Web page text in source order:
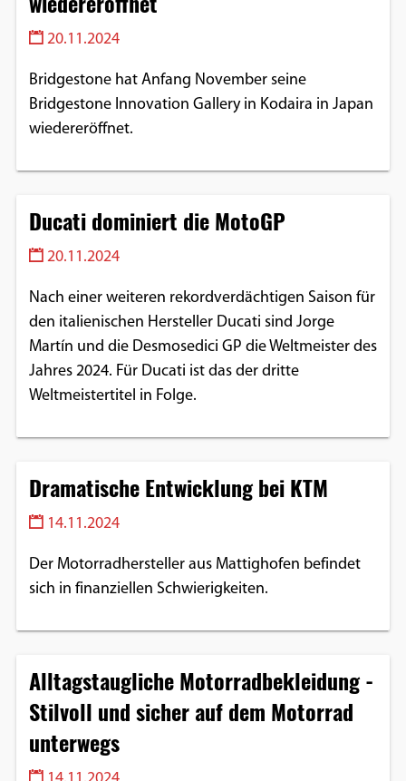
20.11.2024
Bridgestone hat Anfang November seine
Bridgestone Innovation Gallery in Kodaira in Japan
wiedereröffnet.
Ducati dominiert die MotoGP
20.11.2024
Nach einer weiteren rekordverdächtigen Saison für
den italienischen Hersteller Ducati sind Jorge
Martín und die Desmosedici GP die Weltmeister des
Jahres 2024. Für Ducati ist das der dritte
Weltmeistertitel in Folge.
Dramatische Entwicklung bei KTM
14.11.2024
Der Motorradhersteller aus Mattighofen befindet
sich in finanziellen Schwierigkeiten.
Alltagstaugliche Motorradbekleidung -
Stilvoll und sicher auf dem Motorrad
unterwegs